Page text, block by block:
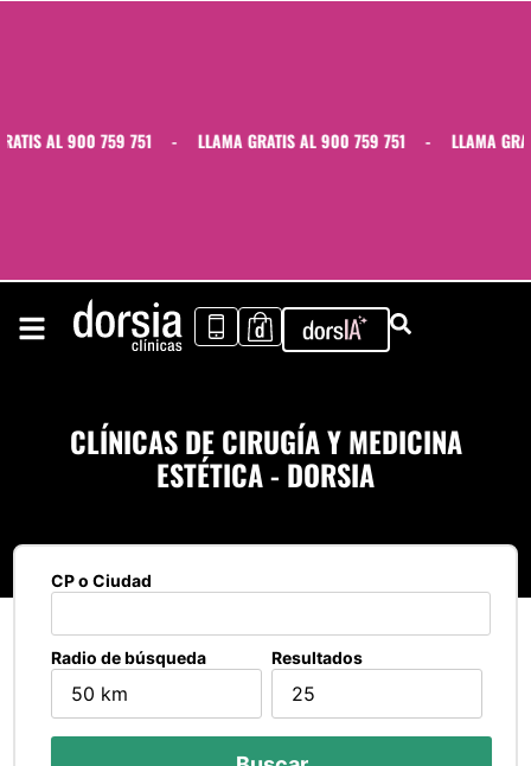
AL 900 759 751 - LLAMA GRATIS AL 900 759 751 - LLAMA
CLÍNICAS DE CIRUGÍA Y MEDICINA
ESTÉTICA - DORSIA
CP o Ciudad
Radio de búsqueda Resultados